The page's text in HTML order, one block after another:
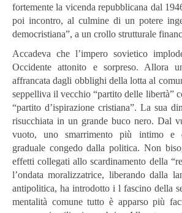
fortemente la vicenda repubblicana dal
poi incontro, al culmine di un potere
democristiana”, a un crollo strutturale
Accadeva che l’impero sovietico
Occidente attonito e sorpreso. Allora
affrancata dagli obblighi della lotta al
seppelliva il vecchio “partito delle libertà”
“partito d’ispirazione cristiana”. La sua
risucchiata in un grande buco nero. Dal
vuoto, uno smarrimento più intimo e
graduale congedo dalla politica. Non
effetti collegati allo scardinamento della
l’ondata moralizzatrice, liberando dalla
antipolitica, ha introdotto i l fascino della
mentalità comune tutto è apparso più